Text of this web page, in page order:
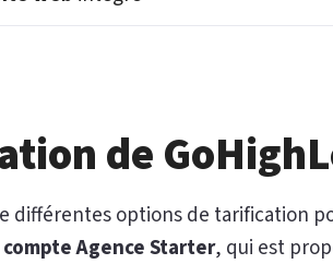
de
différentes options de tarification
compte Agence Starter, qui est